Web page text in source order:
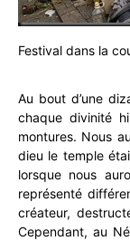
Festival dans la
Au bout d’une
chaque divinité
montures. Nous
dieu le temple
lorsque nous
représenté
créateur,
Cependant, au